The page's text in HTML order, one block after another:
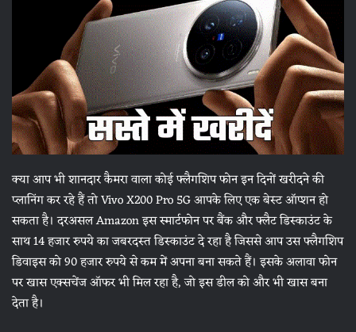
क्या आप भी शानदार कैमरा वाला कोई फ्लैगशिप फोन इन दिनों खरीदने की
प्लानिंग कर रहे हैं तो Vivo X200 Pro 5G आपके लिए एक बेस्ट ऑप्शन हो
सकता है। दरअसल Amazon इस स्मार्टफोन पर बैंक और फ्लैट डिस्काउंट के
साथ 14 हजार रुपये का जबरदस्त डिस्काउंट दे रहा है जिससे आप उस फ्लैगशिप
डिवाइस को 90 हजार रुपये से कम में अपना बना सकते हैं। इसके अलावा फोन
पर खास एक्सचेंज ऑफर भी मिल रहा है, जो इस डील को और भी खास बना
देता है।